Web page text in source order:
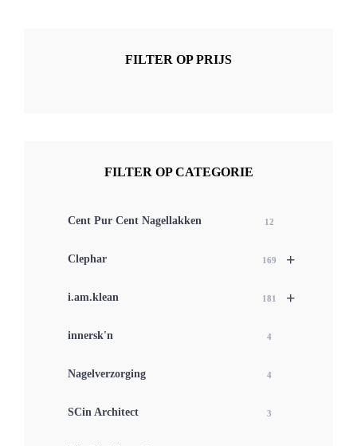
FILTER OP PRIJS
FILTER OP CATEGORIE
Cent Pur Cent Nagellakken 12
+
Clephar 169
+
i.am.klean 181
innersk'n 4
Nagelverzorging 4
SCin Architect 3